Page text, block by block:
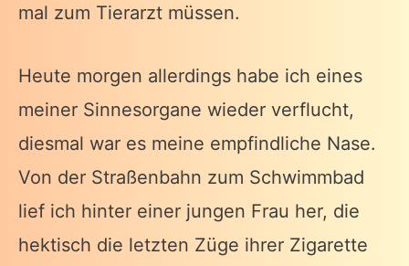
mal zum Tierarzt müssen.
Heute morgen allerdings habe ich eines
meiner Sinnesorgane wieder verflucht,
diesmal war es meine empfindliche Nase.
Von der Straßenbahn zum Schwimmbad
lief ich hinter einer jungen Frau her, die
hektisch die letzten Züge ihrer Zigarette